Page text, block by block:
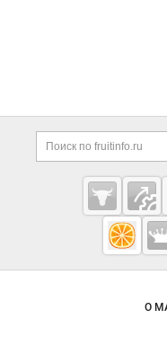
Cсылки
Fruitinfo.ru
— рынок
фруктов
Важные
Навигация по О